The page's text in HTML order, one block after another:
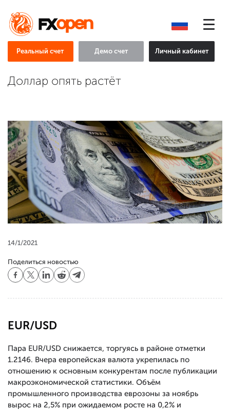
Реальный счет Демо счет Личный кабинет
Доллар опять растёт
14/1/2021
Поделиться новостью
EUR/USD
Пара EUR/USD снижается, торгуясь в районе отметки
1.2146. Вчера европейская валюта укрепилась по
отношению к основным конкурентам после публикации
макроэкономической статистики. Объём
промышленного производства еврозоны за ноябрь
вырос на 2,5% при ожидаемом росте на 0,2% и